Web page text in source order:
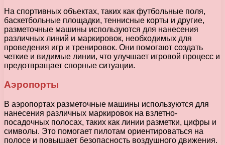
На спортивных объектах, таких как футбольные поля,
баскетбольные площадки, теннисные корты и другие,
разметочные машины используются для нанесения
различных линий и маркировок, необходимых для
проведения игр и тренировок. Они помогают создать
четкие и видимые линии, что улучшает игровой процесс и
предотвращает спорные ситуации.
Аэропорты
В аэропортах разметочные машины используются для
нанесения различных маркировок на взлетно-
посадочных полосах, таких как линии разметки, цифры и
символы. Это помогает пилотам ориентироваться на
полосе и повышает безопасность воздушного движения.